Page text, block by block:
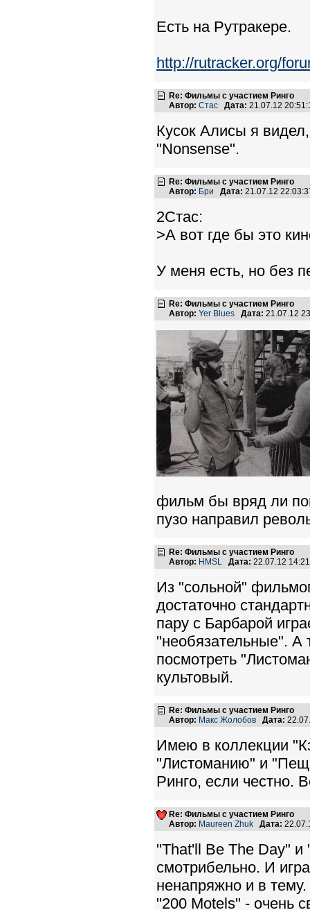
Есть на Рутракере.
http://rutracker.org/
Re: Фильмы с участием Ринго
Автор: Стас Дата: 21.07.12
Кусок Алисы я
"Nonsense".
Re: Фильмы с участием Ринго
Автор: Бри Дата: 21.07.12
2Стас:
>А вот где бы это
У меня есть, но без
Re: Фильмы с участием Ринго
Автор: Yer Blues Дата: 21.07.12
фильм бы вряд ли
пузо направил
Re: Фильмы с участием Ринго
Автор: HMSL Дата: 22.07.12
Из "сольной"
достаточно
пару с Барбарой
"необязательные". А
посмотреть
культовый.
Re: Фильмы с участием Ринго
Автор: Макс Жолобов Дата:
Имею в коллекции
"Листоманию" и
Ринго, если честно.
Re: Фильмы с участием Ринго
Автор: Maureen Zhuk Дата:
"That'll Be The Day"
смотрибельно. И
ненапряжно и в
"200 Motels" - очень